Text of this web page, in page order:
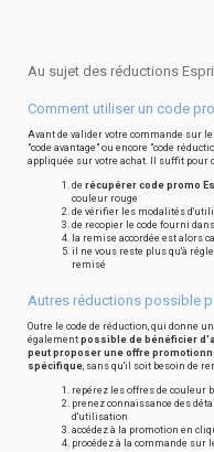
Au sujet des réductions
Comment utiliser un code
Avant de valider votre commande sur
"code avantage" ou encore "code
appliquée sur votre achat. Il suffit pour
de récupérer code promo
couleur rouge
de vérifier les modalités
de recopier le code fourni
la remise accordée est alors
il ne vous reste plus qu'à
remisé
Autres réductions possible
Outre le code de réduction, qui donne
également possible de bénéficier
peut proposer une offre
spécifique, sans qu'il soit besoin de
repérez les offres de couleur
prenez connaissance des
d'utilisation
accédez à la promotion en
procédez à la commande